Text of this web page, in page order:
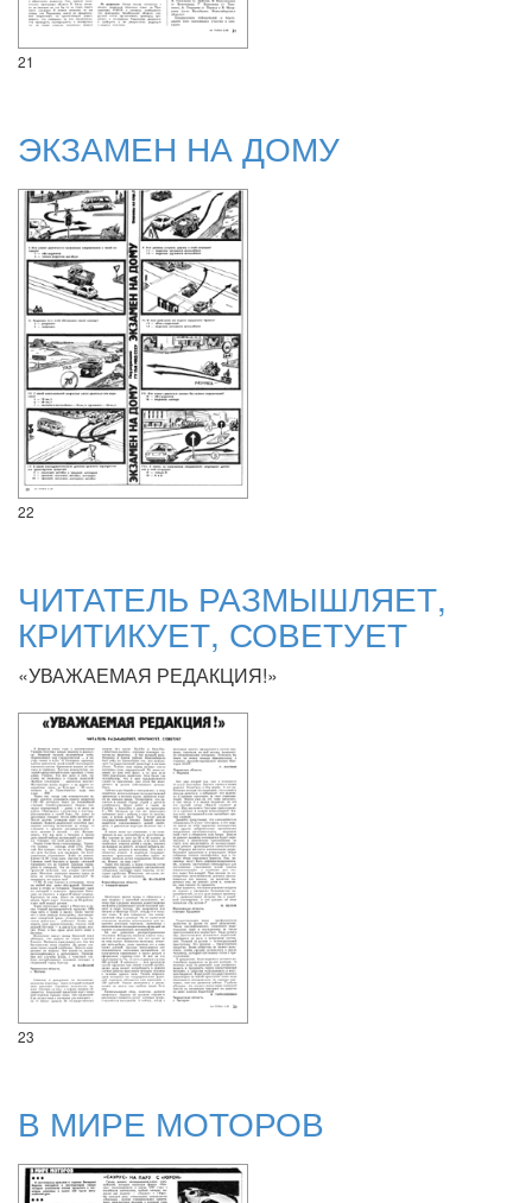
21
ЭКЗАМЕН НА ДОМУ
22
ЧИТАТЕЛЬ РАЗМЫШЛЯЕТ,
КРИТИКУЕТ, СОВЕТУЕТ
«УВАЖАЕМАЯ РЕДАКЦИЯ!»
23
В МИРЕ МОТОРОВ